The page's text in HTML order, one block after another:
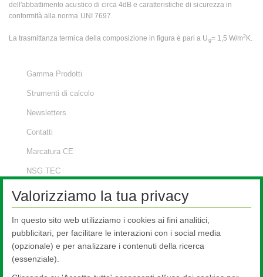
dell'abbattimento acustico di circa 4dB e caratteristiche di sicurezza in
conformità alla norma UNI 7697.
La trasmittanza termica della composizione in figura è pari a U g= 1,5 W/m2K.
Gamma Prodotti
Strumenti di calcolo
Newsletters
Contatti
Marcatura CE
NSG TEC
Glass In Building
Ristrutturazione, restauro delle vetrate
Vetrocamere efficienti con prodotti Pilkington
Vetrocamera di 17,5 mm
Vetrocamera con Ug di 0,9 W/m2K
Valorizziamo la tua privacy
In questo sito web utilizziamo i cookies ai fini analitici,
pubblicitari, per facilitare le interazioni con i social media
(opzionale) e per analizzare i contenuti della ricerca
(essenziale).